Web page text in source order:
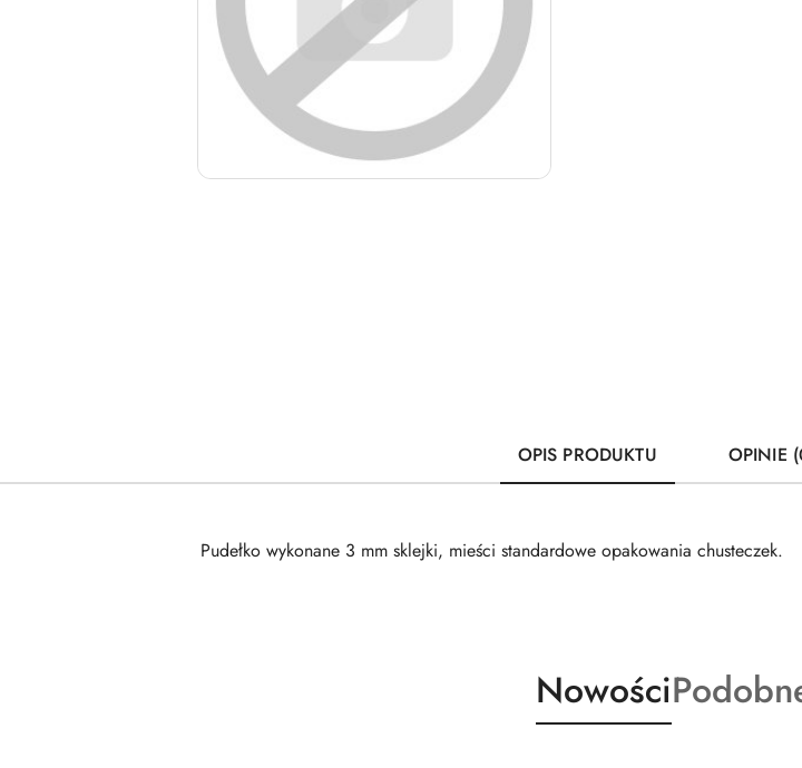
OPIS PRODUKTU OPINIE
Pudełko wykonane 3 mm sklejki, mieści standardowe opakowania chusteczek.
Produkty
o
Nowości
o